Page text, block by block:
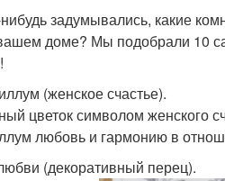
задумывались, какие
доме? Мы подобрали 10
(женское счастье).
цветок символом женского
любовь и гармонию в
(декоративный перец).